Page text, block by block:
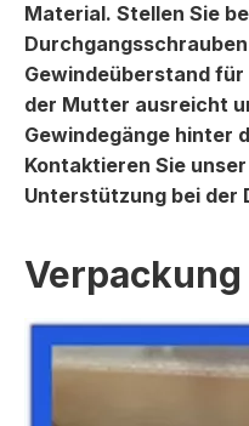
Material. Stellen Sie
Gewindeüberstand
der Mutter ausreicht
Gewindegänge hinter
Kontaktieren Sie
Unterstützung bei der